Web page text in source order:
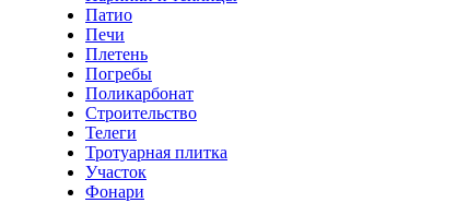
Патио
Печи
Плетень
Погребы
Поликарбонат
Строительство
Телеги
Тротуарная плитка
Участок
Фонари